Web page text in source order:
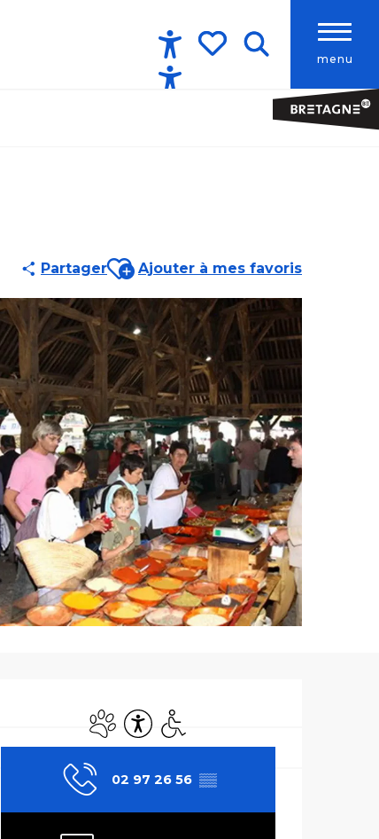
menu
Accessibilité
PartagerAjouter aux favoris
Ajouter à mes favoris
Ouverture et
Animaux acceptés
AccessibilitéAccès handicapés
02 97 26 56 ▒▒